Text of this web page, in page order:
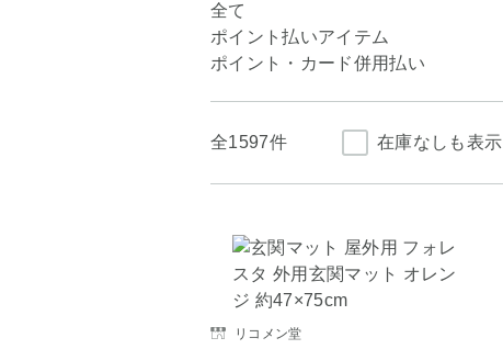
全て
ポイント払いアイテム
ポイント・カード併用払い
全1597件 在庫なしも表示
リコメン堂